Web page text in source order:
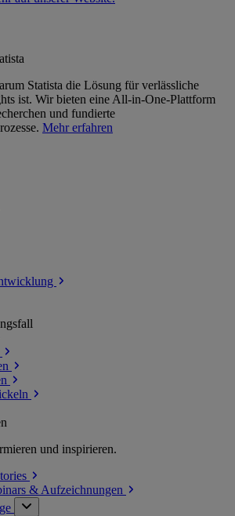
Statista die Lösung für verlässliche
ist. Wir bieten eine All-in-One-Plattform
und fundierte
Mehr erfahren
und inspirieren.
& Aufzeichnungen